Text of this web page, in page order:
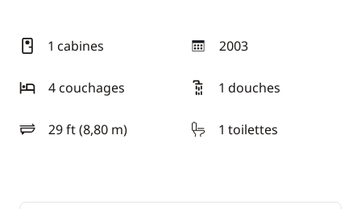
1 cabines 2003
année
4 couchages
1 douches
29 ft (8,80 m)
longueur 1 toilettes